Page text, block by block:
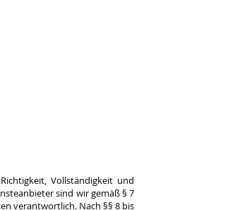
Vollständigkeit und
sind wir gemäß § 7
verantwortlich. Nach §§ 8 bis